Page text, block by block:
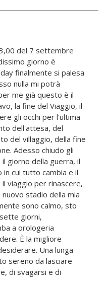
del 7 settembre
giorno è
finalmente si palesa
nulla mi potrà
me già questo è il
la fine del Viaggio, il
gli occhi per l'ultima
dell'attesa, del
del villaggio, della fine
Adesso chiudo gli
giorno della guerra, il
in cui tutto cambia e il
viaggio per rinascere,
stadio della mia
sono calmo, sto
giorni,
a orologeria
È la migliore
Una lunga
sereno da lasciare
di svagarsi e di